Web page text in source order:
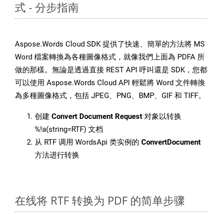
式 - 分步指南
Aspose.Words Cloud SDK 提供了快速、簡單的方法將 MS
Word 檔案轉換為各種圖像格式，就像我們上面為 PDFA 所
做的那樣。無論是透過直接 REST API 呼叫還是 SDK，您都
可以使用 Aspose.Words Cloud API 輕鬆將 Word 文件轉換
為多種圖像格式，包括 JPEG、PNG、BMP、GIF 和 TIFF。
创建 Convert Document Request 对象以转换
%!a(string=RTF) 文档
从 RTF 调用 WordsApi 类实例的 ConvertDocument
方法进行转换
在线将 RTF 转换为 PDF 的简单步骤